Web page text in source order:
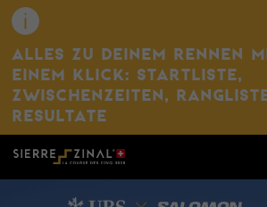
ALLES ZU DEINEM RENNEN
EINEM KLICK: STARTLISTE,
ZWISCHENZEITEN,
RESULTATE